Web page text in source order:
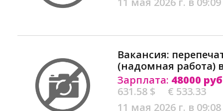
Вакансия:
(надомная работа)
Зарплата: 48000
631.58 $
€ 533.33
11 мая 2026 г. в 09:08